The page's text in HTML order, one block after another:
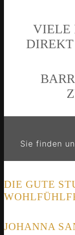
VIELE
Sie finden
DIE GUTE
JOHANNA